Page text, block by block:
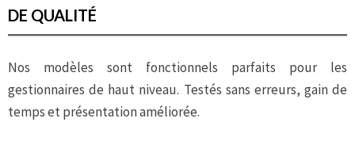
DE QUALITÉ
Nos modèles sont fonctionnels parfaits pour les
gestionnaires de haut niveau. Testés sans erreurs, gain de
temps et présentation améliorée.